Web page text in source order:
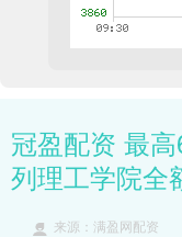
冠盈配资 最
列理工学院全
来源：满盈网配资